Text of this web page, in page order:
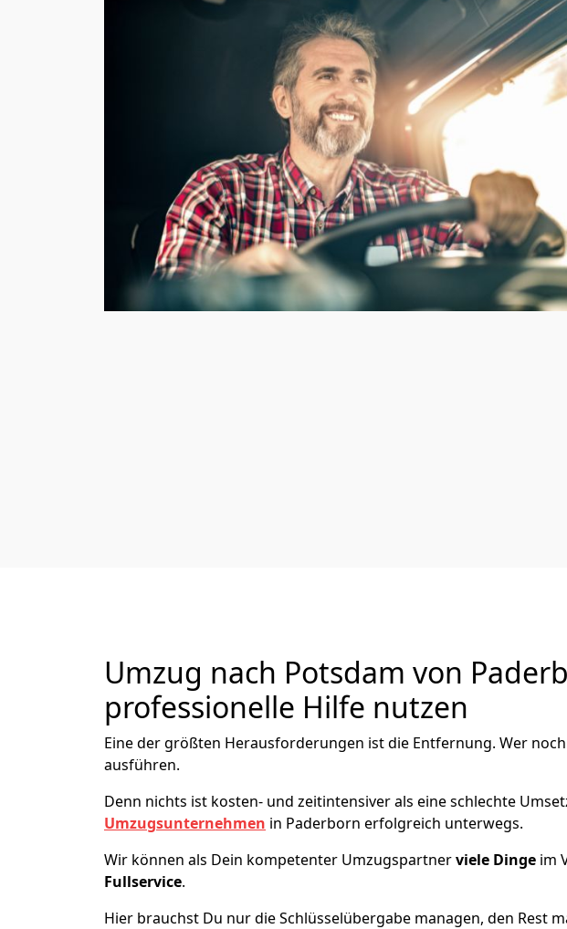
Umzug nach Potsdam von
professionelle Hilfe nutzen
Eine der größten Herausforderungen ist die Entfernung. Wer
ausführen.
Denn nichts ist kosten- und zeitintensiver als eine schlechte
Umzugsunternehmen in Paderborn erfolgreich unterwegs.
Wir können als Dein kompetenter Umzugspartnerviele Dinge im
Fullservice.
Hier brauchst Du nur die Schlüsselübergabe managen, den Rest